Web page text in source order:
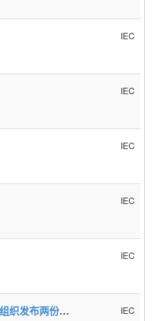
IEC
IEC
IEC
IEC
IEC
人工智能与多媒体真实性标准协作组织发布两份重要文件
IEC